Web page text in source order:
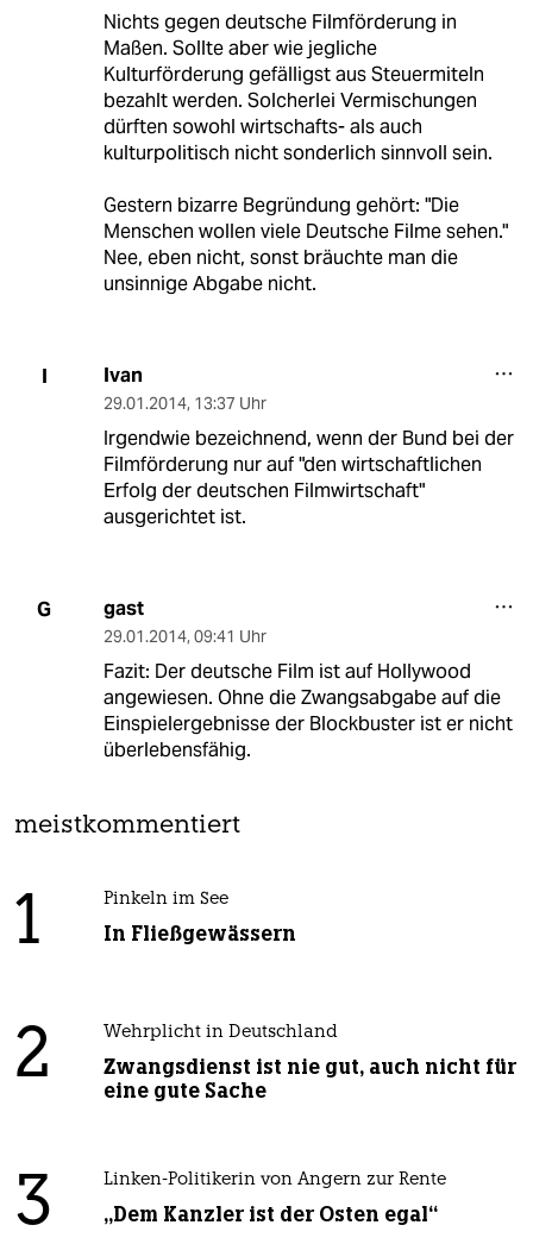
Nichts gegen deutsche Filmförderung in
Maßen. Sollte aber wie jegliche
Kulturförderung gefälligst aus Steuermiteln
bezahlt werden. Solcherlei Vermischungen
dürften sowohl wirtschafts- als auch
kulturpolitisch nicht sonderlich sinnvoll sein.
Gestern bizarre Begründung gehört: "Die
Menschen wollen viele Deutsche Filme sehen."
Nee, eben nicht, sonst bräuchte man die
unsinnige Abgabe nicht.
I Ivan
29.01.2014, 13:37 Uhr
Irgendwie bezeichnend, wenn der Bund bei der
Filmförderung nur auf "den wirtschaftlichen
Erfolg der deutschen Filmwirtschaft"
ausgerichtet ist.
G gast
29.01.2014, 09:41 Uhr
Fazit: Der deutsche Film ist auf Hollywood
angewiesen. Ohne die Zwangsabgabe auf die
Einspielergebnisse der Blockbuster ist er nicht
überlebensfähig.
meistkommentiert
1 Pinkeln im See
In Fließgewässern
2 Wehrplicht in Deutschland
Zwangsdienst ist nie gut, auch nicht für
eine gute Sache
3 Linken-Politikerin von Angern zur Rente
„Dem Kanzler ist der Osten egal“